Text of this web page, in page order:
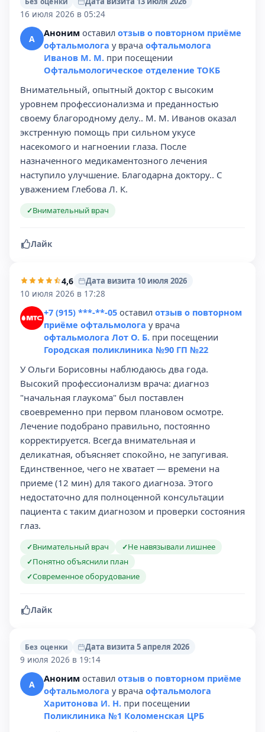
16 июля 2026 в 05:24
А Аноним оставил отзыв о повторном приёме
офтальмолога у врача офтальмолога
Иванов М. М. при посещении
Офтальмологическое отделение ТОКБ
Внимательный, опытный доктор с высоким
уровнем профессионализма и преданностью
своему благородному делу.. М. М. Иванов оказал
экстренную помощь при сильном укусе
насекомого и нагноении глаза. После
назначенного медикаментозного лечения
наступило улучшение. Благодарна доктору.. С
уважением Глебова Л. К.
✓Внимательный врач
Лайк
4,6
Дата визита 10 июля 2026
10 июля 2026 в 17:28
+7 (915) ***-**-05 оставил отзыв о повторном
приёме офтальмолога у врача
офтальмолога Лот О. Б. при посещении
Городская поликлиника №90 ГП №22
У Ольги Борисовны наблюдаюсь два года.
Высокий профессионализм врача: диагноз
"начальная глаукома" был поставлен
своевременно при первом плановом осмотре.
Лечение подобрано правильно, постоянно
корректируется. Всегда внимательная и
деликатная, объясняет спокойно, не запугивая.
Единственное, чего не хватает — времени на
приеме (12 мин) для такого диагноза. Этого
недостаточно для полноценной консультации
пациента с таким диагнозом и проверки состояния
глаз.
✓Внимательный врач ✓Не навязывали лишнее
✓Понятно объяснили план
✓Современное оборудование
Лайк
Без оценки
Дата визита 5 апреля 2026
9 июля 2026 в 19:14
А Аноним оставил отзыв о повторном приёме
офтальмолога у врача офтальмолога
Харитонова И. Н. при посещении
Поликлиника №1 Коломенская ЦРБ